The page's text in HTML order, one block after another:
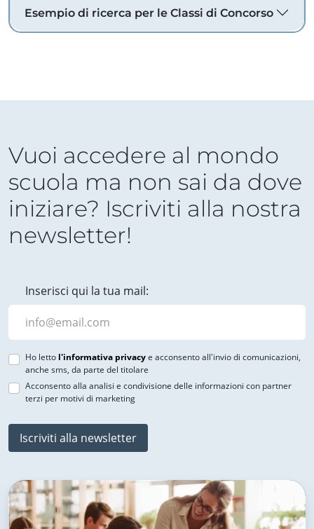
Esempio di ricerca per le Classi di Concorso
Vuoi accedere al mondo
scuola ma non sai da dove
iniziare? Iscriviti alla nostra
newsletter!
Inserisci qui la tua mail:
Ho letto l'informativa privacye acconsento all'invio di comunicazioni,
anche sms, da parte del titolare
Acconsento alla analisi e condivisione delle informazioni con partner
terzi per motivi di marketing
Iscriviti alla newsletter